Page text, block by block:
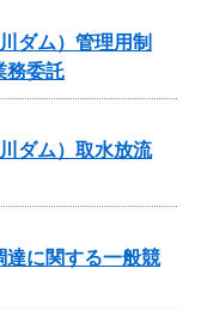
ダム）管理用制
務委託
ダム）取水放流
達に関する一般競